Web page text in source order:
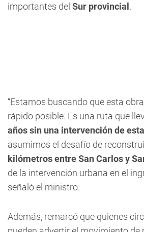
importantes del Sur provincial.
“Estamos buscando que esta
rápido posible. Es una ruta que
años sin una intervención de
asumimos el desafío de
kilómetros entre San Carlos y
de la intervención urbana en el
señaló el ministro.
Además, remarcó que quienes